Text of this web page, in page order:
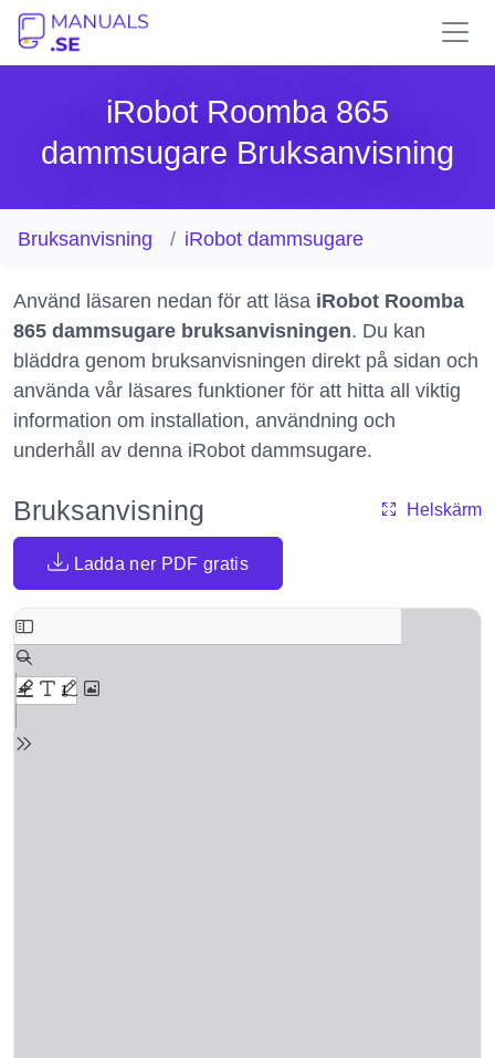
iRobot Roomba 865
dammsugare Bruksanvisning
Bruksanvisning iRobot dammsugare
Använd läsaren nedan för att läsa iRobot Roomba
865 dammsugare bruksanvisningen. Du kan
bläddra genom bruksanvisningen direkt på sidan och
använda vår läsares funktioner för att hitta all viktig
information om installation, användning och
underhåll av denna iRobot dammsugare.
Bruksanvisning Helskärm
Ladda ner PDF gratis